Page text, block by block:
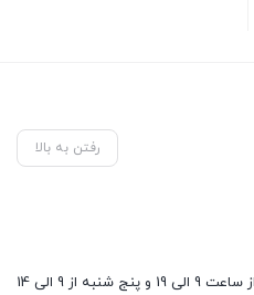
رفتن به بالا
از 9 الی 14